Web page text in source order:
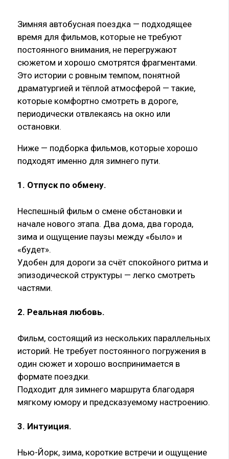
Зимняя автобусная поездка — подходящее
время для фильмов, которые не требуют
постоянного внимания, не перегружают
сюжетом и хорошо смотрятся фрагментами.
Это истории с ровным темпом, понятной
драматургией и тёплой атмосферой — такие,
которые комфортно смотреть в дороге,
периодически отвлекаясь на окно или
остановки.
Ниже — подборка фильмов, которые хорошо
подходят именно для зимнего пути.
1. Отпуск по обмену.
Неспешный фильм о смене обстановки и
начале нового этапа. Два дома, два города,
зима и ощущение паузы между «было» и
«будет».
Удобен для дороги за счёт спокойного ритма и
эпизодической структуры — легко смотреть
частями.
2. Реальная любовь.
Фильм, состоящий из нескольких параллельных
историй. Не требует постоянного погружения в
один сюжет и хорошо воспринимается в
формате поездки.
Подходит для зимнего маршрута благодаря
мягкому юмору и предсказуемому настроению.
3. Интуиция.
Нью-Йорк, зима, короткие встречи и ощущение